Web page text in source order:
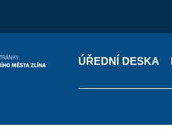
ÚŘEDNÍ DESKA